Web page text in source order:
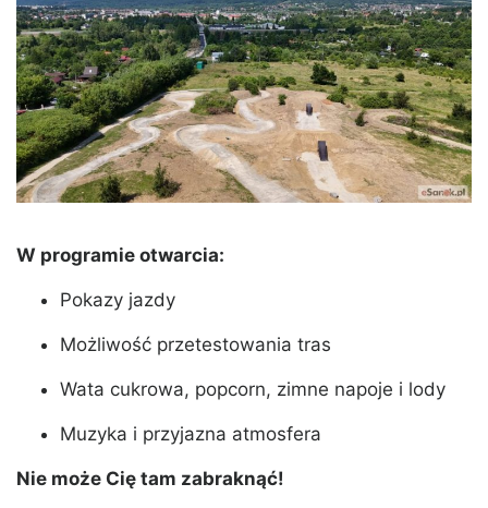
W programie otwarcia:
Pokazy jazdy
Możliwość przetestowania tras
Wata cukrowa, popcorn, zimne napoje i lody
Muzyka i przyjazna atmosfera
Nie może Cię tam zabraknąć!